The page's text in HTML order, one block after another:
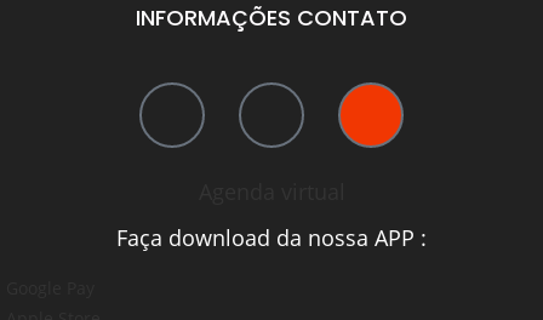
INFORMAÇÕES CONTATO
Faça download da nossa APP :